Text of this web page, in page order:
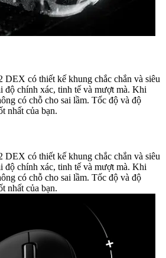
có thiết kế khung chắc chắn và siêu
độ chính xác, tinh tế và mượt mà. Khi
có chỗ cho sai lầm. Tốc độ và độ
nhất của bạn.
có thiết kế khung chắc chắn và siêu
độ chính xác, tinh tế và mượt mà. Khi
có chỗ cho sai lầm. Tốc độ và độ
nhất của bạn.